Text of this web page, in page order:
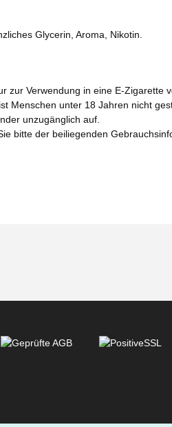
Glycerin, Aroma, Nikotin.
zur Verwendung in eine E-Zigarette
Menschen unter 18 Jahren nicht
unzugänglich auf.
bitte der beiliegenden